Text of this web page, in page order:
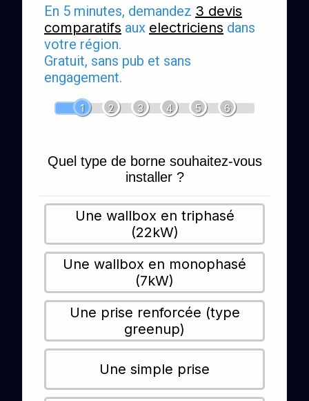
En 5 minutes, demandez 3 devis
comparatifs aux electriciens dans
votre région.
Gratuit, sans pub et sans
engagement.
1 2 3 4 5 6
Quel type de borne souhaitez-vous
installer ?
Une wallbox en triphasé
(22kW)
Une wallbox en monophasé
(7kW)
Une prise renforcée (type
greenup)
Une simple prise